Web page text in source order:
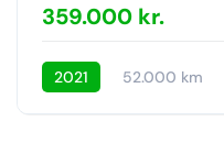
359.000 kr.
2021 52.000 km